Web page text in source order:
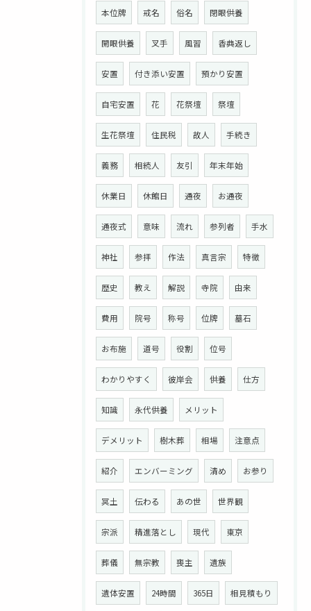
本位牌 戒名 俗名 閉眼供養
開眼供養 叉手 風習 香典返し
安置 付き添い安置 預かり安置
自宅安置 花 花祭壇 祭壇
生花祭壇 住民税 故人 手続き
義務 相続人 友引 年末年始
休業日 休館日 通夜 お通夜
通夜式 意味 流れ 参列者 手水
神社 参拝 作法 真言宗 特徴
歴史 教え 解説 寺院 由来
費用 院号 称号 位牌 墓石
お布施 道号 役割 位号
わかりやすく 彼岸会 供養 仕方
知識 永代供養 メリット
デメリット 樹木葬 相場 注意点
紹介 エンバーミング 清め お参り
冥土 伝わる あの世 世界観
宗派 精進落とし 現代 東京
葬儀 無宗教 喪主 遺族
遺体安置 24時間 365日 相見積もり
お問い合わせはこちら